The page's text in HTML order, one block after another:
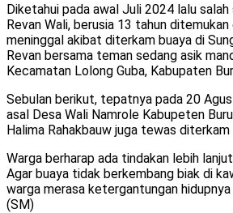
Diketahui pada awal Juli 2024 lalu
Revan Wali, berusia 13 tahun
meninggal akibat diterkam buaya di
Revan bersama teman sedang asik
Kecamatan Lolong Guba, Kabupaten
Sebulan berikut, tepatnya pada 20
asal Desa Wali Namrole Kabupeten
Halima Rahakbauw juga tewas diterkam
Warga berharap ada tindakan lebih
Agar buaya tidak berkembang biak di
warga merasa ketergantungan
(SM)